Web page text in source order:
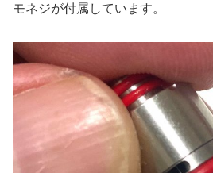
モネジが付属しています。